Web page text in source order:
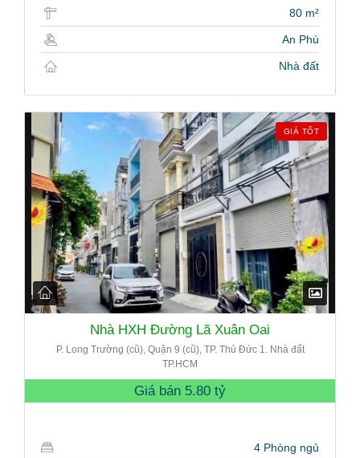
80 m²
An Phú
Nhà đất
GIÁ TỐT
Nhà HXH Đường Lã Xuân Oai
P. Long Trường (cũ), Quận 9 (cũ), TP. Thủ Đức 1. Nhà đất
TP.HCM
Giá bán 5.80 tỷ
4 Phòng ngủ